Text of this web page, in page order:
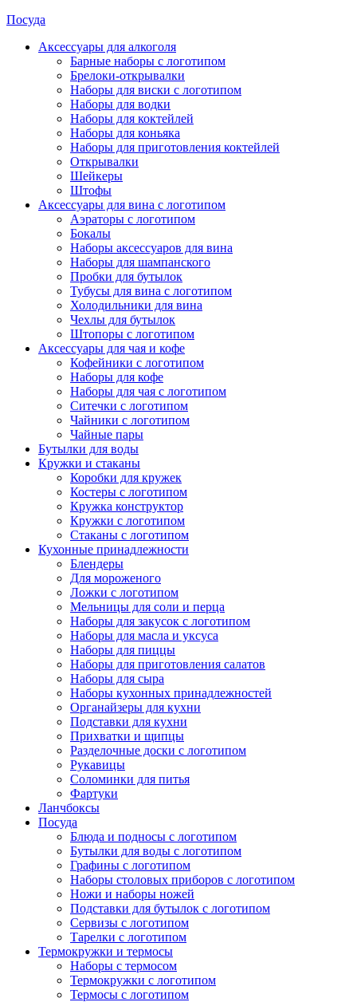
Посуда
Аксессуары для алкоголя
Барные наборы с логотипом
Брелоки-открывалки
Наборы для виски с логотипом
Наборы для водки
Наборы для коктейлей
Наборы для коньяка
Наборы для приготовления коктейлей
Открывалки
Шейкеры
Штофы
Аксессуары для вина с логотипом
Аэраторы с логотипом
Бокалы
Наборы аксессуаров для вина
Наборы для шампанского
Пробки для бутылок
Тубусы для вина с логотипом
Холодильники для вина
Чехлы для бутылок
Штопоры с логотипом
Аксессуары для чая и кофе
Кофейники с логотипом
Наборы для кофе
Наборы для чая с логотипом
Ситечки с логотипом
Чайники с логотипом
Чайные пары
Бутылки для воды
Кружки и стаканы
Коробки для кружек
Костеры с логотипом
Кружка конструктор
Кружки с логотипом
Стаканы с логотипом
Кухонные принадлежности
Блендеры
Для мороженого
Ложки с логотипом
Мельницы для соли и перца
Наборы для закусок с логотипом
Наборы для масла и уксуса
Наборы для пиццы
Наборы для приготовления салатов
Наборы для сыра
Наборы кухонных принадлежностей
Органайзеры для кухни
Подставки для кухни
Прихватки и щипцы
Разделочные доски с логотипом
Рукавицы
Соломинки для питья
Фартуки
Ланчбоксы
Посуда
Блюда и подносы с логотипом
Бутылки для воды с логотипом
Графины с логотипом
Наборы столовых приборов с логотипом
Ножи и наборы ножей
Подставки для бутылок с логотипом
Сервизы с логотипом
Тарелки с логотипом
Термокружки и термосы
Наборы с термосом
Термокружки с логотипом
Термосы с логотипом